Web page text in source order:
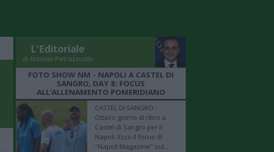
L'Editoriale
di Antonio Petrazzuolo
FOTO SHOW NM - NAPOLI A CASTEL DI
SANGRO, DAY 8: FOCUS
ALL’ALLENAMENTO POMERIDIANO
CASTEL DI SANGRO -
Ottavo giorno di ritiro a
Castel di Sangro per il
Napoli. Ecco il focus di
"Napoli Magazine" sul...